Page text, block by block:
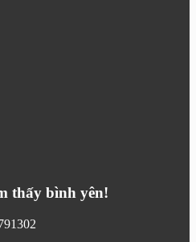
thấy bình yên!